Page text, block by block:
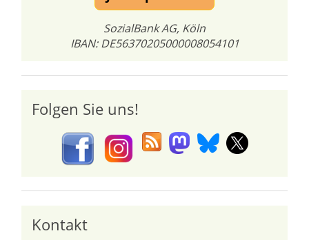
SozialBank AG, Köln
IBAN: DE56370205000008054101
Folgen Sie uns!
Kontakt